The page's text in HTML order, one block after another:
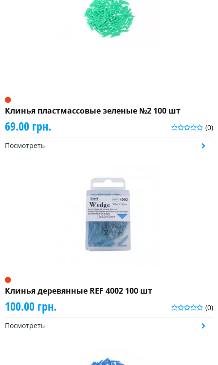
Клинья пластмассовые зеленые №2 100 шт
(0)
69.00 грн.
Посмотреть
Клинья деревянные REF 4002 100 шт
(0)
100.00 грн.
Посмотреть